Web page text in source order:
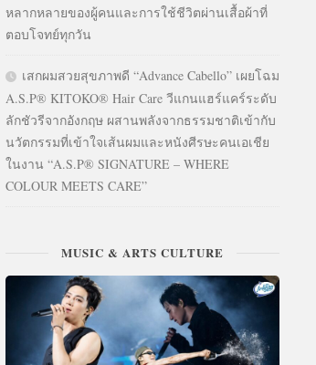
หลากหลายของผู้คนและการใช้ชีวิตผ่านเสื้อผ้าที่
ตอบโจทย์ทุกวัน
เสกผมสวยสุขภาพดี “Advance Cabello” เผยโฉม
A.S.P® KITOKO® Hair Care วีแกนแฮร์แคร์ระดับ
ลักชัวรีจากอังกฤษ ผสานพลังจากธรรมชาติเข้ากับ
นวัตกรรมที่เข้าใจเส้นผมและหนังศีรษะคนเอเชีย
ในงาน “A.S.P® SIGNATURE – WHERE
COLOUR MEETS CARE”
MUSIC & ARTS CULTURE